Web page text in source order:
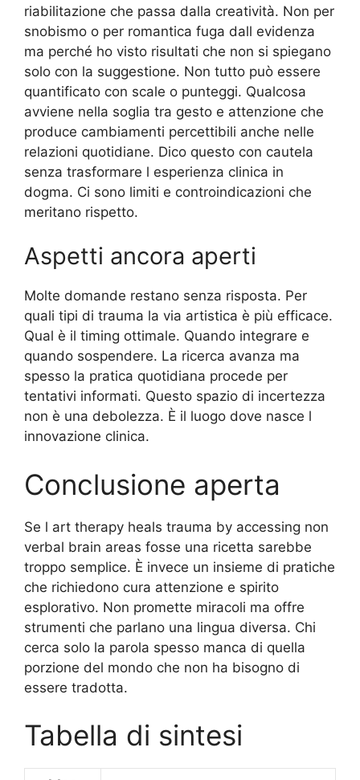
riabilitazione che passa dalla creatività. Non per
snobismo o per romantica fuga dall evidenza
ma perché ho visto risultati che non si spiegano
solo con la suggestione. Non tutto può essere
quantificato con scale o punteggi. Qualcosa
avviene nella soglia tra gesto e attenzione che
produce cambiamenti percettibili anche nelle
relazioni quotidiane. Dico questo con cautela
senza trasformare l esperienza clinica in
dogma. Ci sono limiti e controindicazioni che
meritano rispetto.
Aspetti ancora aperti
Molte domande restano senza risposta. Per
quali tipi di trauma la via artistica è più efficace.
Qual è il timing ottimale. Quando integrare e
quando sospendere. La ricerca avanza ma
spesso la pratica quotidiana procede per
tentativi informati. Questo spazio di incertezza
non è una debolezza. È il luogo dove nasce l
innovazione clinica.
Conclusione aperta
Se l art therapy heals trauma by accessing non
verbal brain areas fosse una ricetta sarebbe
troppo semplice. È invece un insieme di pratiche
che richiedono cura attenzione e spirito
esplorativo. Non promette miracoli ma offre
strumenti che parlano una lingua diversa. Chi
cerca solo la parola spesso manca di quella
porzione del mondo che non ha bisogno di
essere tradotta.
Tabella di sintesi